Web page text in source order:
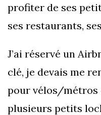
profiter de ses
ses restaurants,
J’ai réservé un
clé, je devais me
pour vélos/métros
plusieurs petits